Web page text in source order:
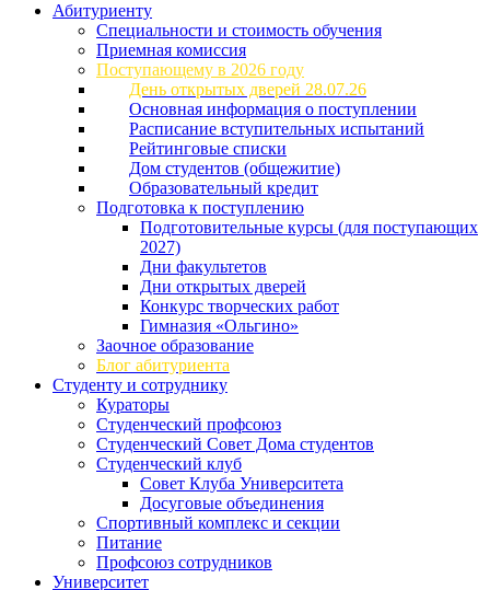
Абитуриенту
Специальности и стоимость обучения
Приемная комиссия
Поступающему в 2026 году
День открытых дверей 28.07.26
Основная информация о поступлении
Расписание вступительных испытаний
Рейтинговые списки
Дом студентов (общежитие)
Образовательный кредит
Подготовка к поступлению
Подготовительные курсы (для поступающих
2027)
Дни факультетов
Дни открытых дверей
Конкурс творческих работ
Гимназия «Ольгино»
Заочное образование
Блог абитуриента
Студенту и сотруднику
Кураторы
Студенческий профсоюз
Студенческий Совет Дома студентов
Студенческий клуб
Совет Клуба Университета
Досуговые объединения
Спортивный комплекс и секции
Питание
Профсоюз сотрудников
Университет